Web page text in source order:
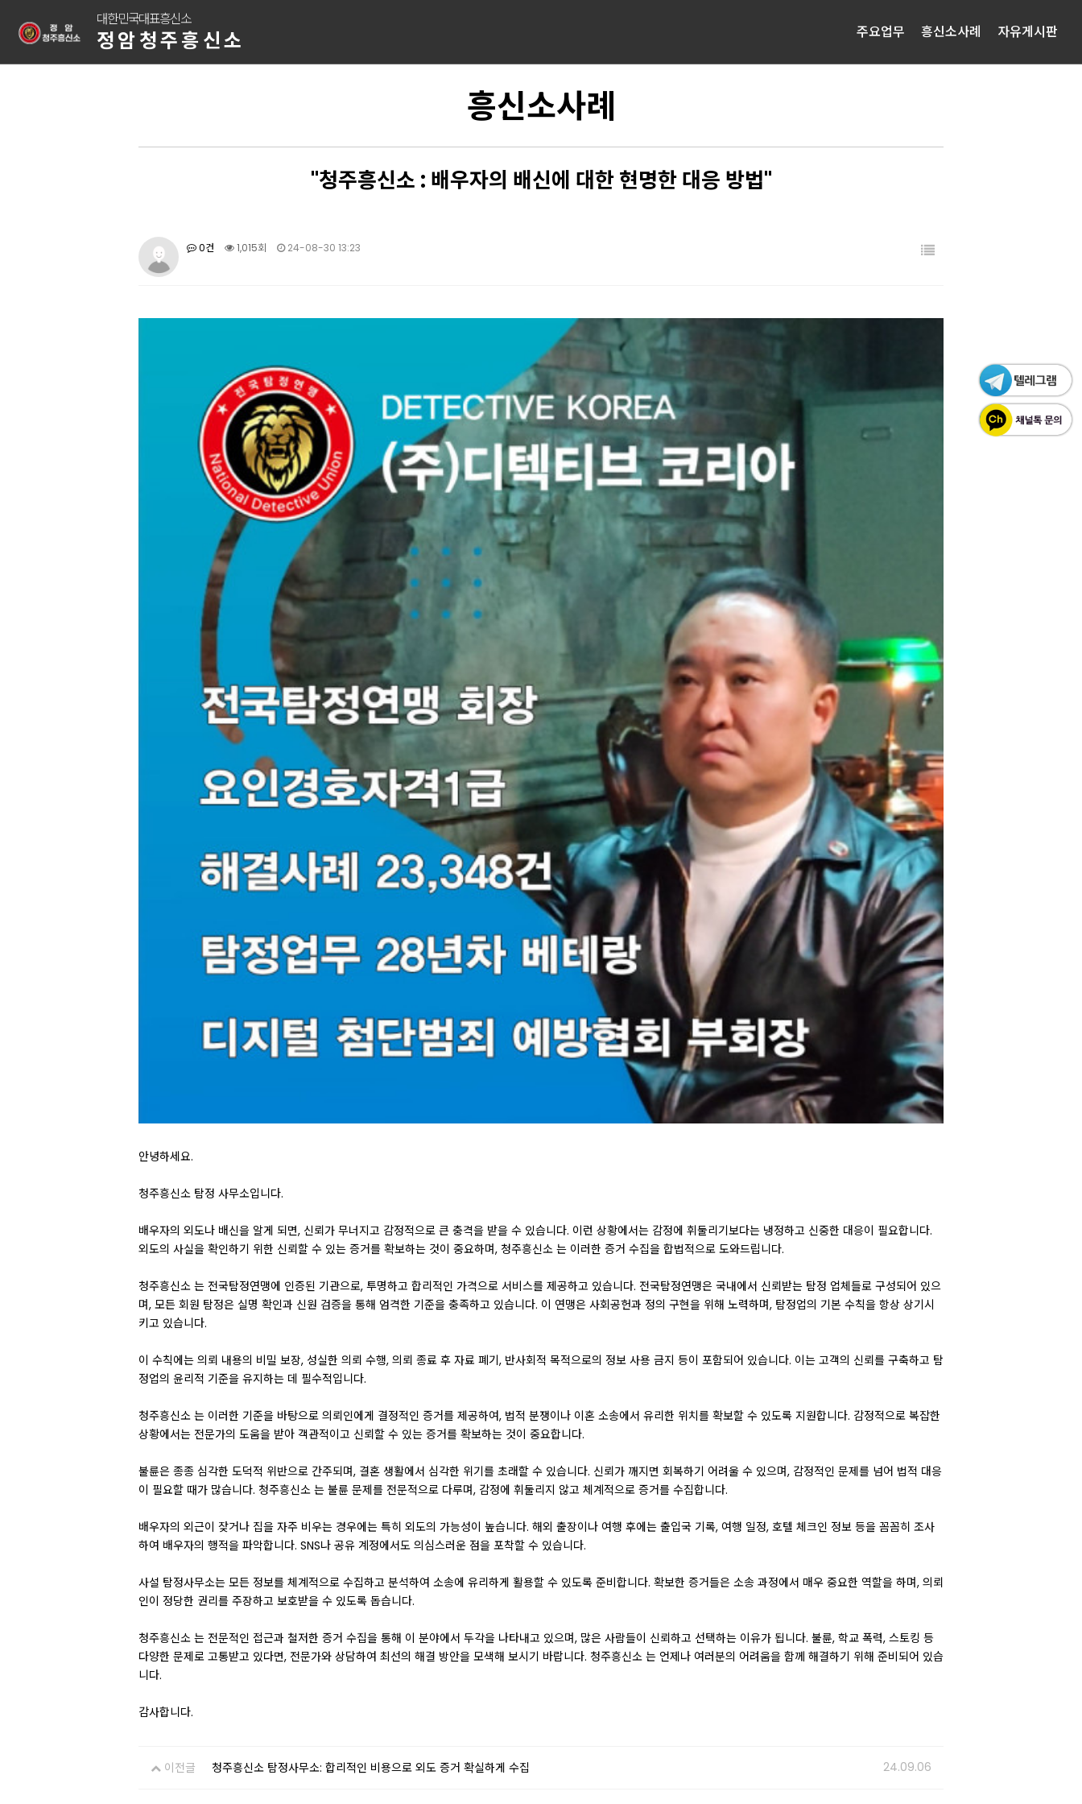
대한민국대표흥신소
정암청주흥신소 주요업무 흥신소사례 자유게시판
흥신소사례
"청주흥신소 : 배우자의 배신에 대한 현명한 대응 방법"
0건 1,015회 24-08-30 13:23
안녕하세요.
청주흥신소 탐정 사무소입니다.
배우자의 외도나 배신을 알게 되면, 신뢰가 무너지고 감정적으로 큰 충격을 받을 수 있습니다. 이런 상황에서는 감정에 휘둘리기보다는 냉정하고 신중한 대응이 필요합니다.
외도의 사실을 확인하기 위한 신뢰할 수 있는 증거를 확보하는 것이 중요하며, 청주흥신소 는 이러한 증거 수집을 합법적으로 도와드립니다.
청주흥신소 는 전국탐정연맹에 인증된 기관으로, 투명하고 합리적인 가격으로 서비스를 제공하고 있습니다. 전국탐정연맹은 국내에서 신뢰받는 탐정 업체들로 구성되어 있으
며, 모든 회원 탐정은 실명 확인과 신원 검증을 통해 엄격한 기준을 충족하고 있습니다. 이 연맹은 사회공헌과 정의 구현을 위해 노력하며, 탐정업의 기본 수칙을 항상 상기시
키고 있습니다.
이 수칙에는 의뢰 내용의 비밀 보장, 성실한 의뢰 수행, 의뢰 종료 후 자료 폐기, 반사회적 목적으로의 정보 사용 금지 등이 포함되어 있습니다. 이는 고객의 신뢰를 구축하고 탐
정업의 윤리적 기준을 유지하는 데 필수적입니다.
청주흥신소 는 이러한 기준을 바탕으로 의뢰인에게 결정적인 증거를 제공하여, 법적 분쟁이나 이혼 소송에서 유리한 위치를 확보할 수 있도록 지원합니다. 감정적으로 복잡한
상황에서는 전문가의 도움을 받아 객관적이고 신뢰할 수 있는 증거를 확보하는 것이 중요합니다.
불륜은 종종 심각한 도덕적 위반으로 간주되며, 결혼 생활에서 심각한 위기를 초래할 수 있습니다. 신뢰가 깨지면 회복하기 어려울 수 있으며, 감정적인 문제를 넘어 법적 대응
이 필요할 때가 많습니다. 청주흥신소 는 불륜 문제를 전문적으로 다루며, 감정에 휘둘리지 않고 체계적으로 증거를 수집합니다.
배우자의 외근이 잦거나 집을 자주 비우는 경우에는 특히 외도의 가능성이 높습니다. 해외 출장이나 여행 후에는 출입국 기록, 여행 일정, 호텔 체크인 정보 등을 꼼꼼히 조사
하여 배우자의 행적을 파악합니다. SNS나 공유 계정에서도 의심스러운 점을 포착할 수 있습니다.
사설 탐정사무소는 모든 정보를 체계적으로 수집하고 분석하여 소송에 유리하게 활용할 수 있도록 준비합니다. 확보한 증거들은 소송 과정에서 매우 중요한 역할을 하며, 의뢰
인이 정당한 권리를 주장하고 보호받을 수 있도록 돕습니다.
청주흥신소 는 전문적인 접근과 철저한 증거 수집을 통해 이 분야에서 두각을 나타내고 있으며, 많은 사람들이 신뢰하고 선택하는 이유가 됩니다. 불륜, 학교 폭력, 스토킹 등
다양한 문제로 고통받고 있다면, 전문가와 상담하여 최선의 해결 방안을 모색해 보시기 바랍니다. 청주흥신소 는 언제나 여러분의 어려움을 함께 해결하기 위해 준비되어 있습
니다.
감사합니다.
이전글 청주흥신소 탐정사무소: 합리적인 비용으로 외도 증거 확실하게 수집 24.09.06